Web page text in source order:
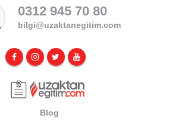
0312 945 70 80
bilgi@uzaktanegitim.com
Blog